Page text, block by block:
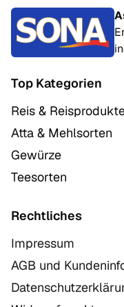
Top Kategorien
Reis &
Atta & Mehlsorten
Gewürze
Teesorten
Rechtliches
Impressum
AGB und